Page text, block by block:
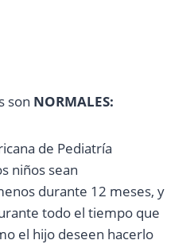
son NORMALES:
de Pediatría
niños sean
durante 12 meses, y
todo el tiempo que
el hijo deseen hacerlo